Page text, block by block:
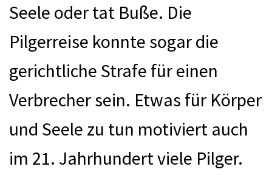
Seele oder tat Buße. Die
Pilgerreise konnte sogar die
gerichtliche Strafe für einen
Verbrecher sein. Etwas für Körper
und Seele zu tun motiviert auch
im 21. Jahrhundert viele Pilger.